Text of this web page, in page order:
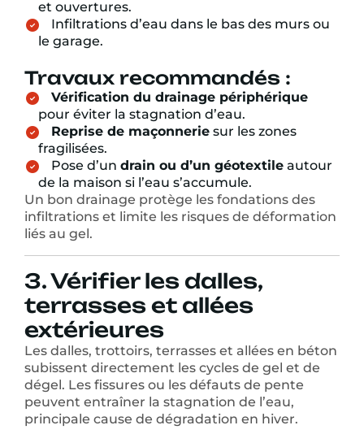
et ouvertures.
Infiltrations d’eau dans le bas des murs ou
le garage.
Travaux recommandés :
Vérification du drainage périphérique
pour éviter la stagnation d’eau.
Reprise de maçonnerie sur les zones
fragilisées.
Pose d’un drain ou d’un géotextile autour
de la maison si l’eau s’accumule.
Un bon drainage protège les fondations des
infiltrations et limite les risques de déformation
liés au gel.
3. Vérifier les dalles,
terrasses et allées
extérieures
Les dalles, trottoirs, terrasses et allées en béton
subissent directement les cycles de gel et de
dégel. Les fissures ou les défauts de pente
peuvent entraîner la stagnation de l’eau,
principale cause de dégradation en hiver.